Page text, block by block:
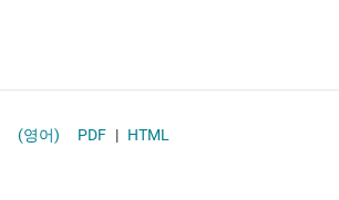
(영어) PDF | HTML